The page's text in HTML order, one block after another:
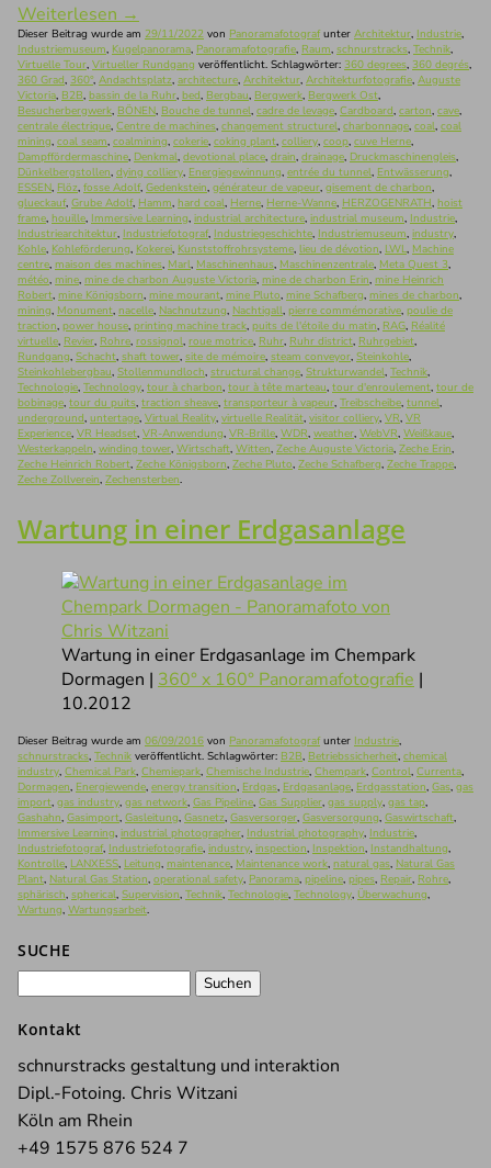
Weiterlesen →
Dieser Beitrag wurde am 29/11/2022 von Panoramafotografunter Architektur, Industrie,
Industriemuseum, Kugelpanorama, Panoramafotografie, Raum, schnurstracks, Technik,
Virtuelle Tour, Virtueller Rundgang veröffentlicht. Schlagwörter: 360 degrees, 360 degrés,
360 Grad, 360°, Andachtsplatz, architecture, Architektur, Architekturfotografie, Auguste
Victoria, B2B, bassin de la Ruhr, bed, Bergbau, Bergwerk, Bergwerk Ost,
Besucherbergwerk, BÖNEN, Bouche de tunnel, cadre de levage, Cardboard, carton, cave,
centrale électrique, Centre de machines, changement structurel, charbonnage, coal, coal
mining, coal seam, coalmining, cokerie, coking plant, colliery, coop, cuve Herne,
Dampffördermaschine, Denkmal, devotional place, drain, drainage, Druckmaschinengleis,
Dünkelbergstollen, dying colliery, Energiegewinnung, entrée du tunnel, Entwässerung,
ESSEN, Flöz, fosse Adolf, Gedenkstein, générateur de vapeur, gisement de charbon,
glueckauf, Grube Adolf, Hamm, hard coal, Herne, Herne-Wanne, HERZOGENRATH, hoist
frame, houille, Immersive Learning, industrial architecture, industrial museum, Industrie,
Industriearchitektur, Industriefotograf, Industriegeschichte, Industriemuseum, industry,
Kohle, Kohleförderung, Kokerei, Kunststoffrohrsysteme, lieu de dévotion, LWL, Machine
centre, maison des machines, Marl, Maschinenhaus, Maschinenzentrale, Meta Quest 3,
météo, mine, mine de charbon Auguste Victoria, mine de charbon Erin, mine Heinrich
Robert, mine Königsborn, mine mourant, mine Pluto, mine Schafberg, mines de charbon,
mining, Monument, nacelle, Nachnutzung, Nachtigall, pierre commémorative, poulie de
traction, power house, printing machine track, puits de l'étoile du matin, RAG, Réalité
virtuelle, Revier, Rohre, rossignol, roue motrice, Ruhr, Ruhr district, Ruhrgebiet,
Rundgang, Schacht, shaft tower, site de mémoire, steam conveyor, Steinkohle,
Steinkohlebergbau, Stollenmundloch, structural change, Strukturwandel, Technik,
Technologie, Technology, tour à charbon, tour à tête marteau, tour d'enroulement, tour de
bobinage, tour du puits, traction sheave, transporteur à vapeur, Treibscheibe, tunnel,
underground, untertage, Virtual Reality, virtuelle Realität, visitor colliery, VR, VR
Experience, VR Headset, VR-Anwendung, VR-Brille, WDR, weather, WebVR, Weißkaue,
Westerkappeln, winding tower, Wirtschaft, Witten, Zeche Auguste Victoria, Zeche Erin,
Zeche Heinrich Robert, Zeche Königsborn, Zeche Pluto, Zeche Schafberg, Zeche Trappe,
Zeche Zollverein, Zechensterben.
Wartung in einer Erdgasanlage
Wartung in einer Erdgasanlage im Chempark
Dormagen | 360° x 160° Panoramafotografie |
10.2012
Dieser Beitrag wurde am 06/09/2016 von Panoramafotografunter Industrie,
schnurstracks, Technik veröffentlicht. Schlagwörter: B2B, Betriebssicherheit, chemical
industry, Chemical Park, Chemiepark, Chemische Industrie, Chempark, Control, Currenta,
Dormagen, Energiewende, energy transition, Erdgas, Erdgasanlage, Erdgasstation, Gas, gas
import, gas industry, gas network, Gas Pipeline, Gas Supplier, gas supply, gas tap,
Gashahn, Gasimport, Gasleitung, Gasnetz, Gasversorger, Gasversorgung, Gaswirtschaft,
Immersive Learning, industrial photographer, Industrial photography, Industrie,
Industriefotograf, Industriefotografie, industry, inspection, Inspektion, Instandhaltung,
Kontrolle, LANXESS, Leitung, maintenance, Maintenance work, natural gas, Natural Gas
Plant, Natural Gas Station, operational safety, Panorama, pipeline, pipes, Repair, Rohre,
sphärisch, spherical, Supervision, Technik, Technologie, Technology, Überwachung,
Wartung, Wartungsarbeit.
SUCHE
Kontakt
schnurstracks gestaltung und interaktion
Dipl.-Fotoing. Chris Witzani
Köln am Rhein
+49 1575 876 524 7